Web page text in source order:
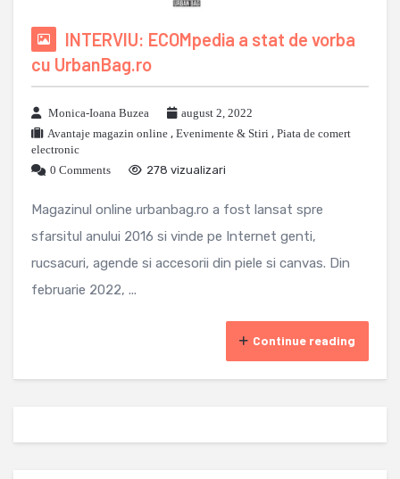
INTERVIU: ECOMpedia a stat de vorba
cu UrbanBag.ro
Monica-Ioana Buzea
august 2, 2022
Avantaje magazin online , Evenimente & Stiri , Piata de comert
electronic
0 Comments
278 vizualizari
Magazinul online urbanbag.ro a fost lansat spre
sfarsitul anului 2016 si vinde pe Internet genti,
rucsacuri, agende si accesorii din piele si canvas. Din
februarie 2022, ...
Continue reading